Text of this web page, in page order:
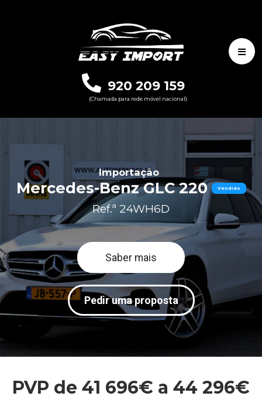
920 209 159
(Chamada para rede móvel nacional)
Importação
Mercedes-Benz GLC 220 Vendido
Ref.ª 24WH6D
Saber mais
Pedir uma proposta
PVP de 41 696€ a 44 296€